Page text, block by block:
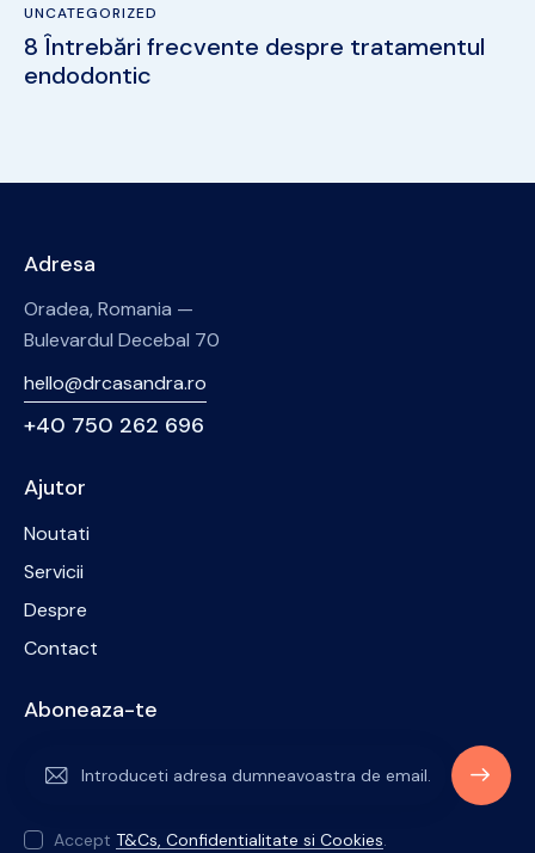
UNCATEGORIZED
8 Întrebări frecvente despre tratamentul
endodontic
Adresa
Oradea, Romania —
Bulevardul Decebal 70
hello@drcasandra.ro
+40 750 262 696
Ajutor
Noutati
Servicii
Despre
Contact
Aboneaza-te
ABONE
Accept T&Cs, Confidentialitate si Cookies.